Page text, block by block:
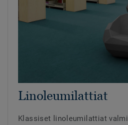
Linoleumilattiat
Klassiset linoleumilattiat